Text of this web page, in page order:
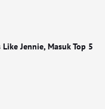
Jennie, Masuk Top 5